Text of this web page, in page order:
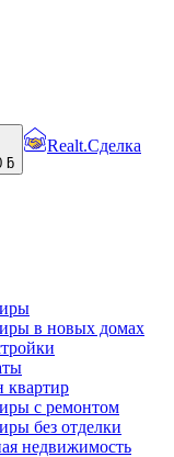
ƃ
Realt.Сделка
в новых домах
квартир
с ремонтом
без отделки
недвижимость